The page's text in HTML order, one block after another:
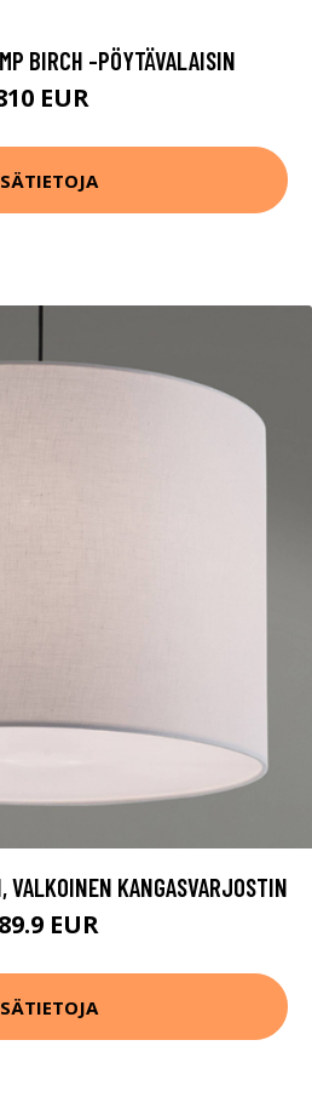
BIRCH -PÖYTÄVALAISIN
EUR
KANGASVARJOSTIN
EUR